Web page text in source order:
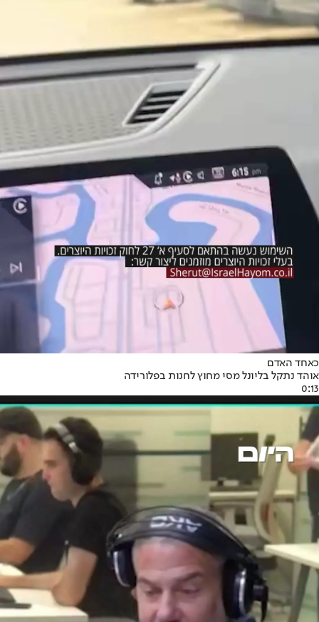
כאחד האדם
אוהד נתקל בליונל מסי מחוץ לחנות בפלורידה
0:13